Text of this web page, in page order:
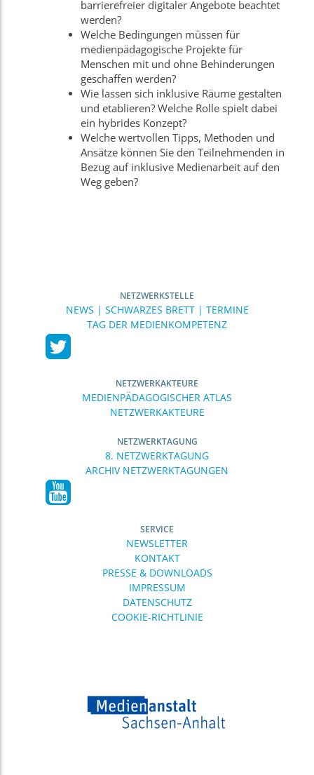
barrierefreier digitaler Angebote beachtet
werden?
Welche Bedingungen müssen für
medienpädagogische Projekte für
Menschen mit und ohne Behinderungen
geschaffen werden?
Wie lassen sich inklusive Räume gestalten
und etablieren? Welche Rolle spielt dabei
ein hybrides Konzept?
Welche wertvollen Tipps, Methoden und
Ansätze können Sie den Teilnehmenden in
Bezug auf inklusive Medienarbeit auf den
Weg geben?
NETZWERKSTELLE
NEWS | SCHWARZES BRETT | TERMINE
TAG DER MEDIENKOMPETENZ
NETZWERKAKTEURE
MEDIENPÄDAGOGISCHER ATLAS
NETZWERKAKTEURE
NETZWERKTAGUNG
8. NETZWERKTAGUNG
ARCHIV NETZWERKTAGUNGEN
SERVICE
NEWSLETTER
KONTAKT
PRESSE & DOWNLOADS
IMPRESSUM
DATENSCHUTZ
COOKIE-RICHTLINIE